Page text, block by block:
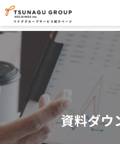
サービ
お役立
お問い
資料ダウ